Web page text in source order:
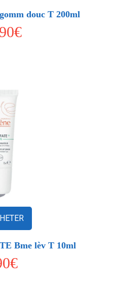
douc T 200ml
Bme lèv T 10ml